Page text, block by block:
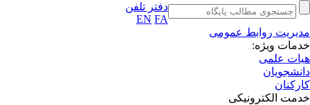
دفتر تلفن
EN FA
روابط عمومی
ویژه:
علمی
الکترونیکی